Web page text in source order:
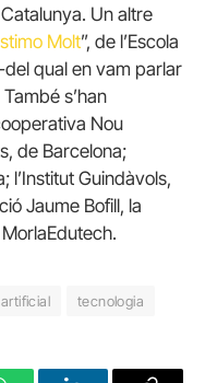
Un altre
Molt”, de l’Escola
qual en vam parlar
s’han
Nou
de Barcelona;
l’Institut Guindàvols,
Jaume Bofill, la
artificial tecnologia